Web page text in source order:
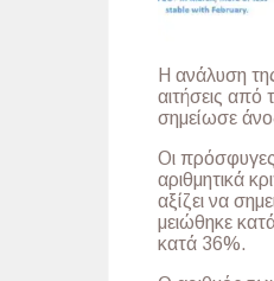
Η ανάλυση
αιτήσεις από
σημείωσε
Οι πρόσφυγες
αριθμητικά
αξίζει να
μειώθηκε
κατά 36%.